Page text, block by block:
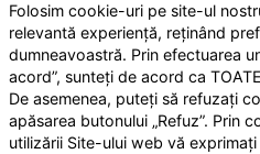
Folosim cookie-uri pe site-ul
relevantă experiență, reținând
dumneavoastră. Prin efectuarea
acord”, sunteți de acord ca
De asemenea, puteți să refuzați
apăsarea butonului „Refuz”. Prin
utilizării Site-ului web vă